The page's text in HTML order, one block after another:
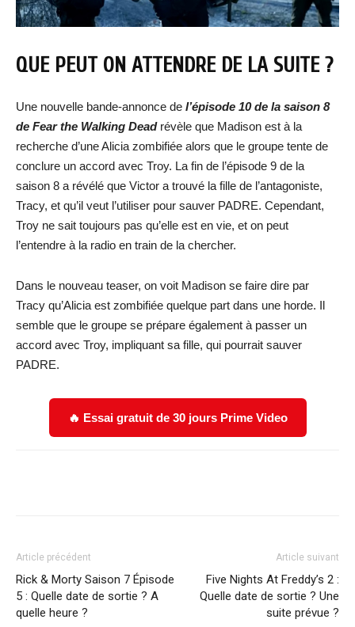
QUE PEUT ON ATTENDRE DE LA SUITE ?
Une nouvelle bande-annonce de l’épisode 10 de la saison 8
de Fear the Walking Deadrévèle que Madison est à la
recherche d’une Alicia zombifiée alors que le groupe tente de
conclure un accord avec Troy. La fin de l’épisode 9 de la
saison 8 a révélé que Victor a trouvé la fille de l’antagoniste,
Tracy, et qu’il veut l’utiliser pour sauver PADRE. Cependant,
Troy ne sait toujours pas qu’elle est en vie, et on peut
l’entendre à la radio en train de la chercher.
Dans le nouveau teaser, on voit Madison se faire dire par
Tracy qu’Alicia est zombifiée quelque part dans une horde. Il
semble que le groupe se prépare également à passer un
accord avec Troy, impliquant sa fille, qui pourrait sauver
PADRE.
🔥 Essai gratuit de 30 jours Prime Video
Article précédent
Rick & Morty Saison 7 Épisode
5 : Quelle date de sortie ? A
quelle heure ?
Article suivant
Five Nights At Freddy’s 2 :
Quelle date de sortie ? Une
suite prévue ?